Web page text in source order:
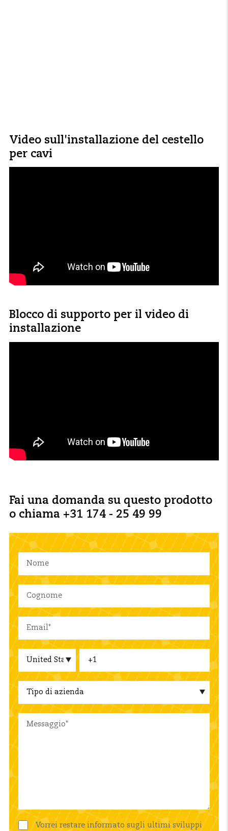
Video sull'installazione del cestello
per cavi
Blocco di supporto per il video di
installazione
Fai una domanda su questo prodotto
o chiama +31 174 - 25 49 99
Vorrei restare informato sugli ultimi sviluppi